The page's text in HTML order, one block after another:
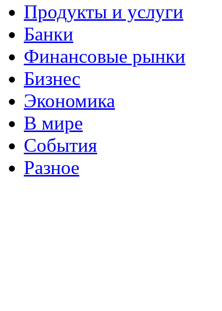
Продукты и услуги
Банки
Финансовые рынки
Бизнес
Экономика
В мире
События
Разное